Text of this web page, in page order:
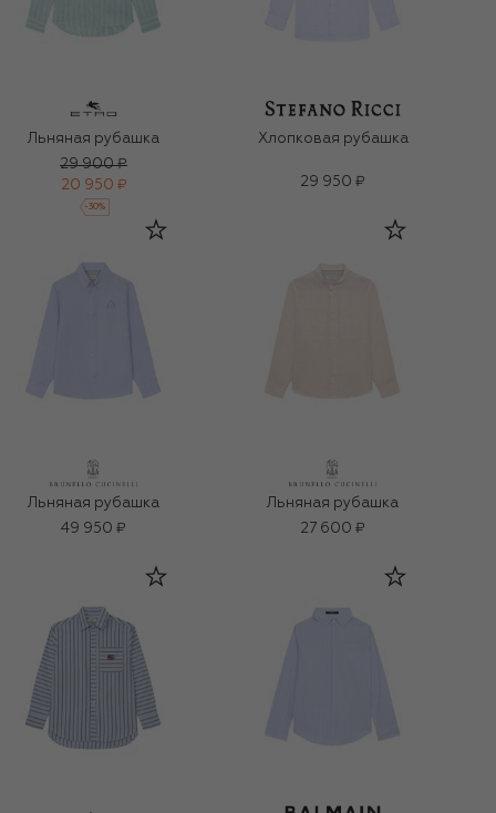
Льняная рубашка
29 900 ₽
20 950 ₽
-30%
Хлопковая рубашка
29 950 ₽
Льняная рубашка
49 950 ₽
Льняная рубашка
27 600 ₽